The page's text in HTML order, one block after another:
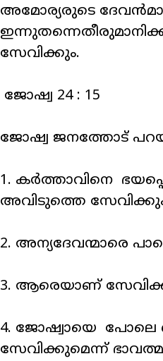
അമോര്യരുടെ
സേവിക്കും.
ജോഷ്വ 24 : 15
ജോഷ്വ ജനത്തോട്
1. കർത്താവിനെ
അവിടുത്തെ
2. അന്യദേവന്മാരെ
3. ആരെയാണ്
4. ജോഷ്വായെ
സേവിക്കുമെന്ന്